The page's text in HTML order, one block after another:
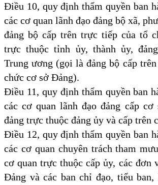
Điều 10, quy định thẩm quyền ban
các cơ quan lãnh đạo đảng bộ xã,
đảng bộ cấp trên trực tiếp của tổ
trực thuộc tỉnh ủy, thành ủy,
Trung ương (gọi là đảng bộ cấp
chức cơ sở Đảng).
Điều 11, quy định thẩm quyền ban
các cơ quan lãnh đạo đảng cấp cơ
đảng trực thuộc đảng ủy và cấp trên
Điều 12, quy định thẩm quyền ban
các cơ quan chuyên trách tham
cơ quan trực thuộc cấp ủy, các đơn
Đảng và các ban chỉ đạo, tiểu ban,